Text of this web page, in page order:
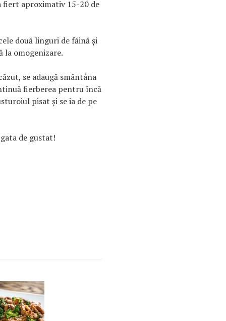
fiert aproximativ 15-20 de
două linguri de făină şi
la omogenizare.
se adaugă smântâna
fierberea pentru încă
pisat şi se ia de pe
de gustat!